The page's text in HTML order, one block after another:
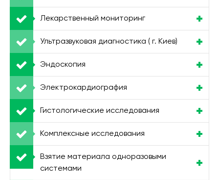
Лекарственный мониторинг
Ультразвуковая диагностика ( г. Киев)
Эндоскопия
Электрокардиография
Гистологические исследования
Комплексные исследования
Взятие материала одноразовыми
системами